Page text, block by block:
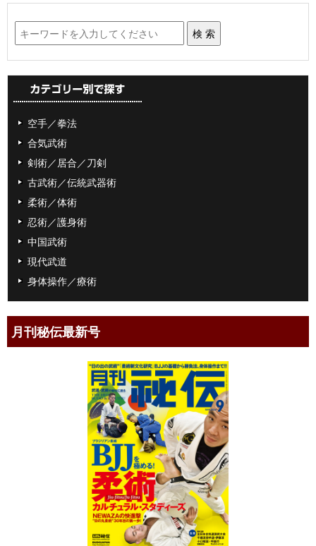
空手／拳法
合気武術
剣術／居合／刀剣
古武術／伝統武器術
柔術／体術
忍術／護身術
中国武術
現代武道
身体操作／療術
月刊秘伝最新号